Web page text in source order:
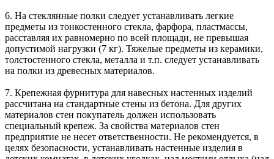
6. На стеклянные полки следует устанавливать легкие
предметы из тонкостенного стекла, фарфора, пластмассы,
расставляя их равномерно по всей площади, не превышая
допустимой нагрузки (7 кг). Тяжелые предметы из керамики,
толстостенного стекла, металла и т.п. следует устанавливать
на полки из древесных материалов.
7. Крепежная фурнитура для навесных настенных изделий
рассчитана на стандартные стены из бетона. Для других
материалов стен покупатель должен использовать
специальный крепеж. За свойства материалов стен
предприятие не несет ответственности. Не рекомендуется, в
целях безопасности, устанавливать настенные изделия в